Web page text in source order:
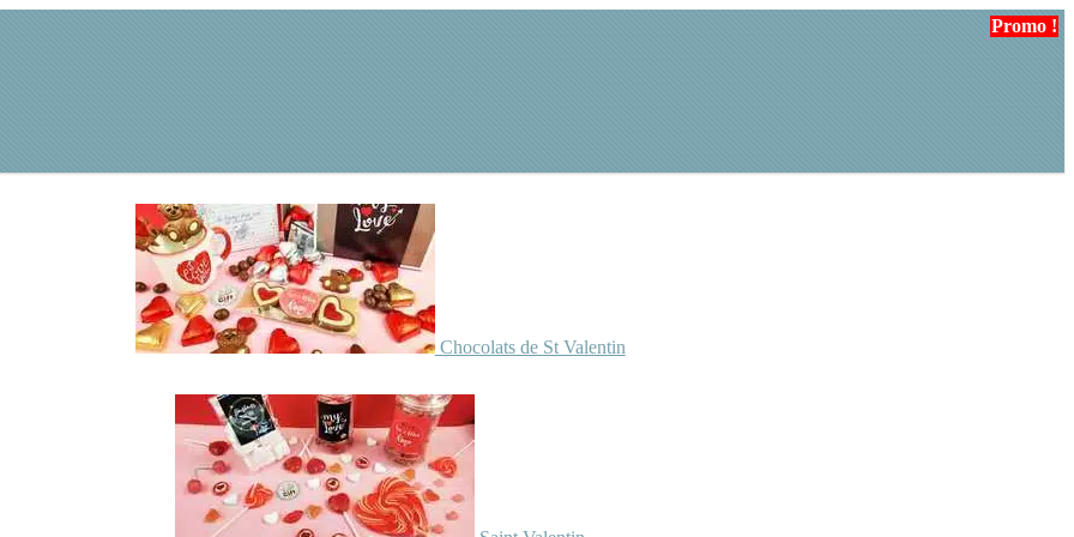
Chocolats de St Valentin
Promo !
Promo !
Promo !
Promo !